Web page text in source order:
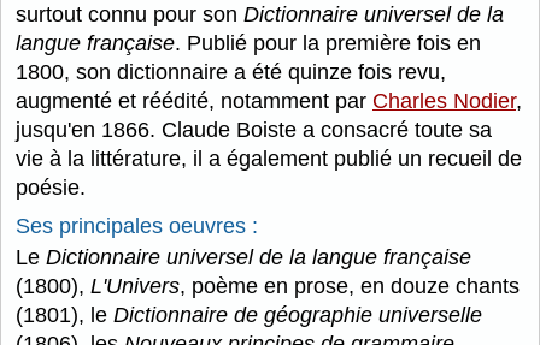
surtout connu pour son Dictionnaire universel de la
langue française. Publié pour la première fois en
1800, son dictionnaire a été quinze fois revu,
augmenté et réédité, notamment par Charles Nodier,
jusqu'en 1866. Claude Boiste a consacré toute sa
vie à la littérature, il a également publié un recueil de
poésie.
Ses principales oeuvres :
Le Dictionnaire universel de la langue française
(1800), L'Univers, poème en prose, en douze chants
(1801), le Dictionnaire de géographie universelle